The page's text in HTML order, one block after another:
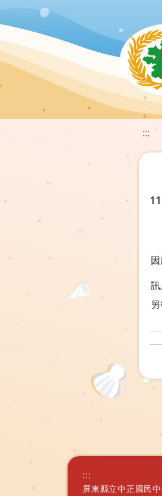
:::
:::
屏東縣立中正國民